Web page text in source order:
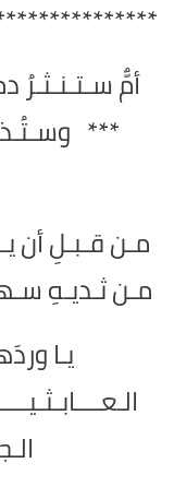
أمٌّ سـتـنـثـرُ
***
مـن قـبـلِ أن
مـن ثـديـهِ
يـا